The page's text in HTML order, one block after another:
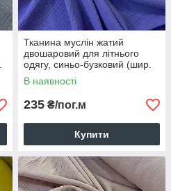
Тканина муслін жатий
двошаровий для літнього
одягу, синьо-бузковий (шир.
1,35м) (MS-JAT-2-0043)
В наявності
235 ₴/пог.м
Купити